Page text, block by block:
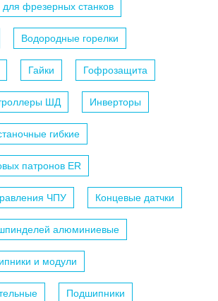
фрезерных станков
Водородные горелки
Гайки Гофрозащита
ШД Инверторы
гибкие
патронов ER
ЧПУ Концевые датчки
алюминиевые
и модули
Подшипники